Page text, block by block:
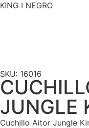
KING I NEGRO
SKU: 16016
JUNGLE
Cuchillo Aitor Jungle